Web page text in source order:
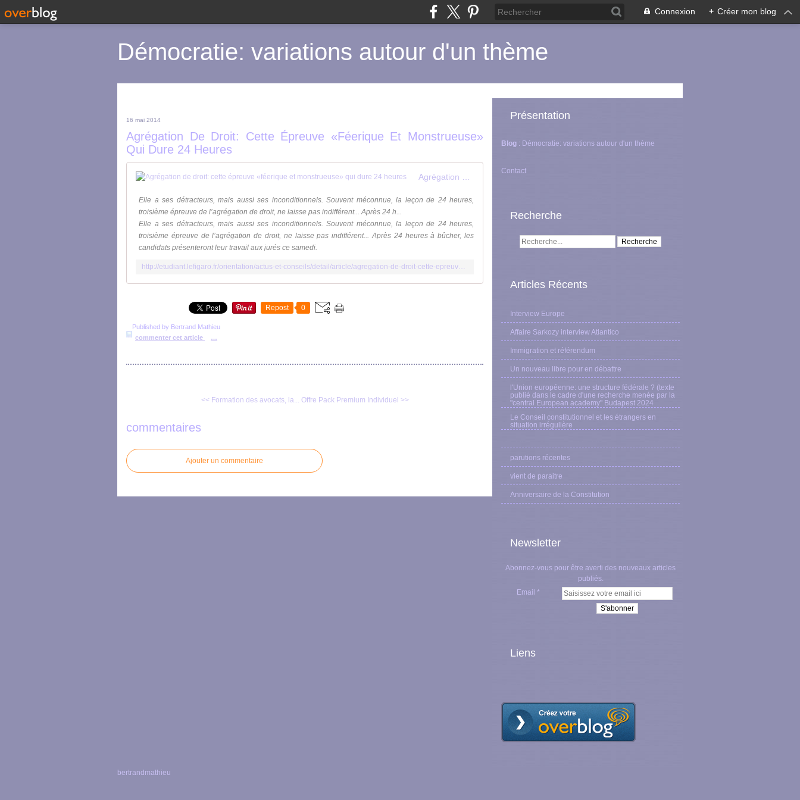
Connexion + Créer mon blog
Démocratie: variations autour d'un thème
16 mai 2014
Agrégation De Droit: Cette Épreuve «féerique Et Monstrueuse»
Qui Dure 24 Heures
Elle a ses détracteurs, mais aussi ses inconditionnels. Souvent méconnue, la leçon de 24 heures,
troisième épreuve de l’agrégation de droit, ne laisse pas indifférent... Après 24 h...
Elle a ses détracteurs, mais aussi ses inconditionnels. Souvent méconnue, la leçon de 24 heures,
troisième épreuve de l’agrégation de droit, ne laisse pas indifférent... Après 24 heures à bûcher, les
candidats présenteront leur travail aux jurés ce samedi.
http://etudiant.lefigaro.fr/orientation/actus-et-conseils/detail/article/agregation-de-droit-cette-epreuve-feerique-et-monstrueuse-qui-dure-24-heures-5360/
Repost 0
Published by Bertrand Mathieu
commenter cet article
…
<< Formation des avocats, la... Offre Pack Premium Individuel >>
commentaires
Ajouter un commentaire
Présentation
Blog : Démocratie: variations autour d'un thème
Contact
Recherche
Articles Récents
Interview Europe
Affaire Sarkozy interview Atlantico
Immigration et référendum
Un nouveau libre pour en débattre
l'Union européenne: une structure fédérale ? (texte
publié dans le cadre d'une recherche menée par la
"central European academy" Budapest 2024
Le Conseil constitutionnel et les étrangers en
situation irrégulière
parutions récentes
vient de paraitre
Anniversaire de la Constitution
Newsletter
Abonnez-vous pour être averti des nouveaux articles
publiés.
Email
Liens
bertrandmathieu